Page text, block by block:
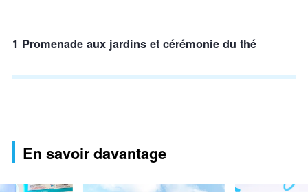
1 Promenade aux jardins et cérémonie du thé
En savoir davantage